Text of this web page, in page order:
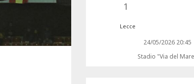
1
Lecce
24/05/2026 20:45
Stadio "Via del